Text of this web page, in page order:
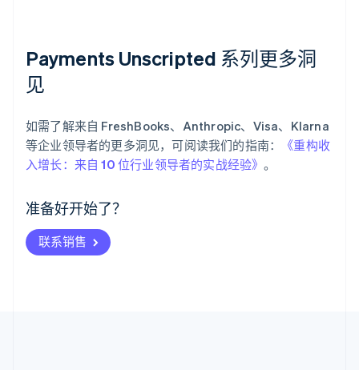
准备好开始了？
联系销售
Payments Unscripted 系列更多洞
见
如需了解来自 FreshBooks、Anthropic、Visa、Klarna
等企业领导者的更多洞见，可阅读我们的指南：
《重构收
入增长：来自 10 位行业领导者的实战经验》。
阿联酋
English
爱尔兰
爱沙尼亚
English
奥地利
Deutsch English